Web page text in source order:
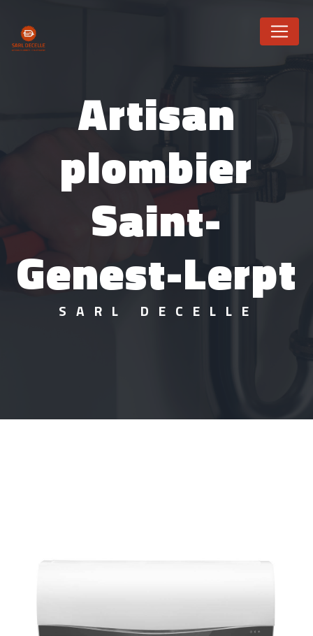
Artisan
plombier
Saint-
Genest-Lerpt
SARL DECELLE